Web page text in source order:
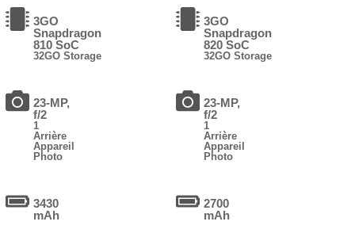
3GO
Snapdragon
810 SoC
32GO Storage
23-MP,
f/2
1
Arrière
Appareil
Photo
3430
mAh
3GO
Snapdragon
820 SoC
32GO Storage
23-MP,
f/2
1
Arrière
Appareil
Photo
2700
mAh